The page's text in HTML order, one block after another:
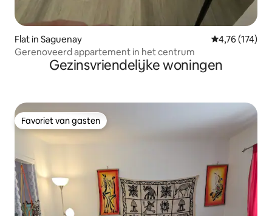
Flat in Saguenay Gemiddelde
4,76 (174)
Gerenoveerd appartement in het centrum
Gezinsvriendelijke woningen
Favoriet van gasten
Favoriet van gasten